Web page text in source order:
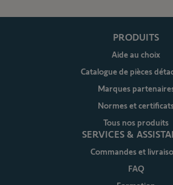
PRODUITS
Aide au choix
Catalogue de pièces
Marques
Normes et
Tous nos produits
SERVICES &
Commandes et
FAQ